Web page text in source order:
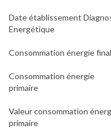
Date établissement
Energétique
Consommation énergie
Consommation énergie
primaire
Valeur consommation
primaire